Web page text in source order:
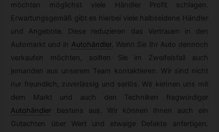
möchten möglichst viele Händler Profit schlagen.
Erwartungsgemäß gibt es hierbei viele halbseidene Händler
und Angebote. Diese reduzieren das Vertrauen in den
Automarkt und in Autohändler. Wenn Sie Ihr Auto dennoch
verkaufen möchten, sollten Sie im Zweifelsfall auch
jemanden aus unserem Team kontaktieren. Wir sind nicht
nur freundlich, zuverlässig und seriös. Wir kennen uns mit
dem Markt und auch den Techniken fragwürdiger
Autohändler bestens aus. Wir können Ihnen auch ein
Gutachten über Wert und etwaige Defekte anfertigen.